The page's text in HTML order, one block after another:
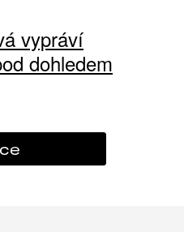
vypráví
dohledem